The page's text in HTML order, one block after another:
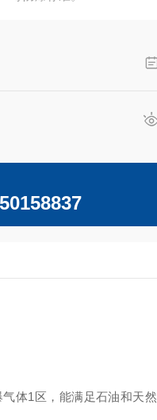
体1区，能满足石油和天然